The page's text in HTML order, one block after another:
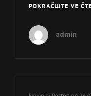
POKRAČUJTE VE
admin